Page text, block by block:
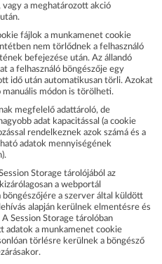
vagy a meghatározott akció
fájlok a munkamenet cookie
nem törlődnek a felhasználó
befejezése után. Az állandó
a felhasználó böngészője egy
idő után automatikusan törli. Azokat
manuális módon is törölheti.
megfelelő adattároló, de
adat kapacitással (a cookie
rendelkeznek azok számá és a
adatok mennyiségének
Storage tárolójából az
a webportál
böngészőjére a szerver által küldött
alapján kerülnek elmentésre és
A Session Storage tárolóban
adatok a munkamenet cookie
törlésre kerülnek a böngésző